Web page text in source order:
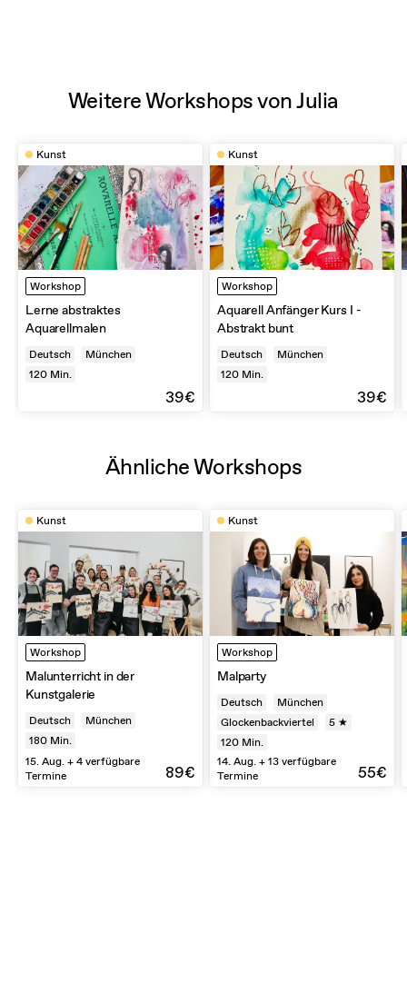
Weitere Workshops von Julia
Kunst
Workshop
Lerne abstraktes
Aquarellmalen
Deutsch
München
120 Min.
39€
Kunst
Workshop
Aquarell Anfänger Kurs I -
Abstrakt bunt
Deutsch
München
120 Min.
39€
Ähnliche Workshops
Kunst
Workshop
Malunterricht in der
Kunstgalerie
Deutsch
München
180 Min.
15. Aug. + 4 verfügbare
Termine
89€
Kunst
Workshop
Malparty
Deutsch
München
Glockenbackviertel
5 ★
120 Min.
14. Aug. + 13 verfügbare
Termine
55€